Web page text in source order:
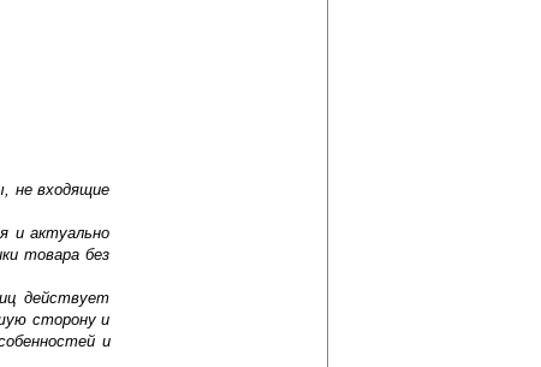
не входящие
и актуально
товара без
действует
сторону и
и